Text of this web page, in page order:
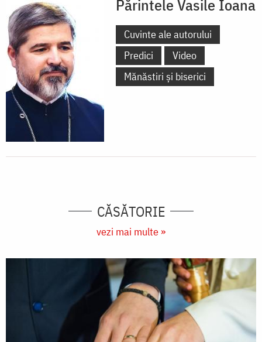
Părintele Vasile Ioana
Cuvinte ale autorului
Predici
Video
Mănăstiri și biserici
CĂSĂTORIE
vezi mai multe »